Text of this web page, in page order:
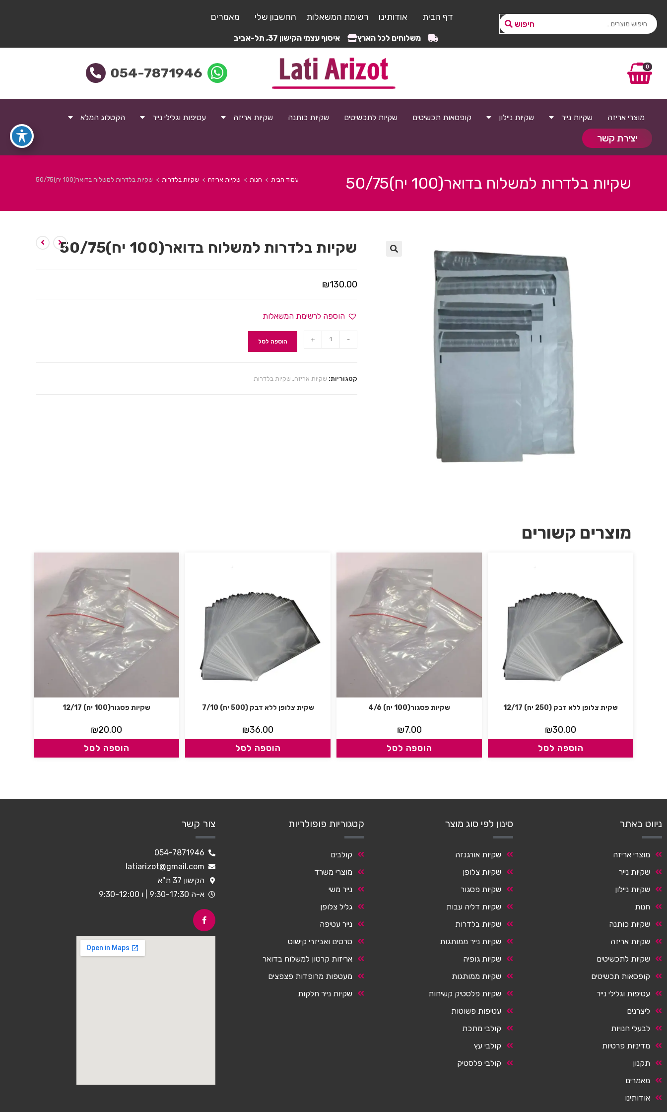
חיפוש
דף הבית אודותינו רשימת המשאלות החשבון שלי מאמרים
משלוחים לכל הארץ איסוף עצמי הקישון 37, תל-אביב
0
054-7871946
מוצרי אריזה שקיות נייר שקיות ניילון קופסאות תכשיטים שקיות לתכשיטים שקיות כותנה שקיות אריזה עטיפות וגלילי נייר הקטלוג המלא
יצירת קשר
שקיות בלדרות למשלוח בדואר(100 יח)50/75 עמוד הבית > חנות > שקיות אריזה > שקיות בלדרות > שקיות בלדרות למשלוח בדואר(100 יח)50/75
שקיות בלדרות למשלוח בדואר(100 יח)50/75
₪130.00
הוספה לרשימת המשאלות
-
+ הוספה לסל
קטגוריות: שקיות אריזה, שקיות בלדרות
מוצרים קשורים
שקית צלופן ללא דבק (250 יח) 12/17
₪30.00
הוספה לסל
שקיות פסגור(100 יח) 4/6
₪7.00
הוספה לסל
שקית צלופן ללא דבק (500 יח) 7/10
₪36.00
הוספה לסל
שקיות פסגור(100 יח) 12/17
₪20.00
הוספה לסל
ניווט באתר
מוצרי אריזה
שקיות נייר
שקיות ניילון
חנות
שקיות כותנה
שקיות אריזה
שקיות לתכשיטים
קופסאות תכשיטים
עטיפות וגלילי נייר
ליצרנים
לבעלי חנויות
מדיניות פרטיות
תקנון
מאמרים
אודותינו
סינון לפי סוג מוצר
שקיות אורגנזה
שקיות צלופן
שקיות פסגור
שקיות דליה עבות
שקיות בלדרות
שקיות נייר ממותגות
שקיות גופיה
שקיות ממותגות
שקיות פלסטיק קשיחות
עטיפות פשוטות
קולבי מתכת
קולבי עץ
קולבי פלסטיק
קטגוריות פופולריות
קולבים
מוצרי משרד
נייר משי
גליל צלופן
נייר עטיפה
סרטים ואביזרי קישוט
אריזות קרטון למשלוח בדואר
מעטפות מרופדות פצפצים
שקיות נייר חלקות
צור קשר
054-7871946
latiarizot@gmail.com
הקישון 37 ת"א
א-ה 9:30-17:30 | ו 9:30-12:00